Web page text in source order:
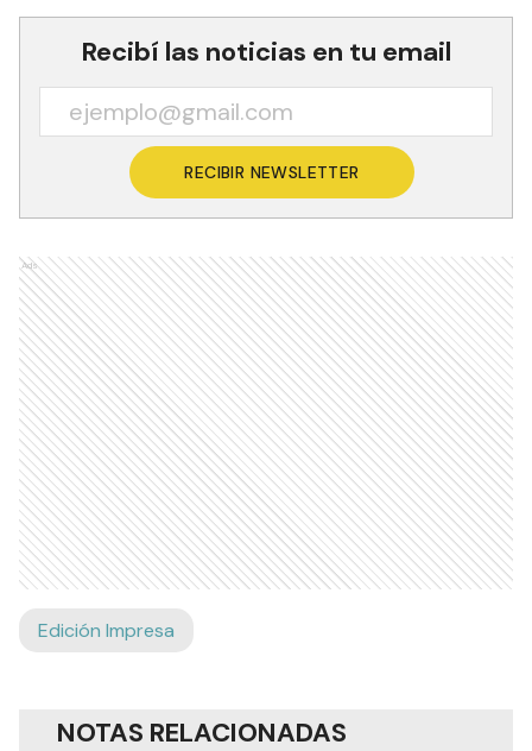
Recibí las noticias en tu email
RECIBIR NEWSLETTER
Ads
Edición Impresa
NOTAS RELACIONADAS